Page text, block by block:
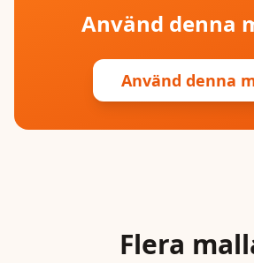
Använd denna
Använd denna
Flera